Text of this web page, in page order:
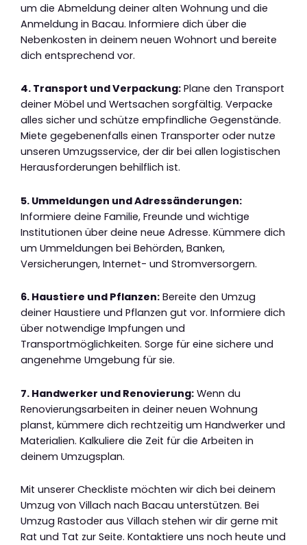
um die Abmeldung deiner alten Wohnung und die
Anmeldung in Bacau. Informiere dich über die
Nebenkosten in deinem neuen Wohnort und bereite
dich entsprechend vor.
4. Transport und Verpackung: Plane den Transport
deiner Möbel und Wertsachen sorgfältig. Verpacke
alles sicher und schütze empfindliche Gegenstände.
Miete gegebenenfalls einen Transporter oder nutze
unseren Umzugsservice, der dir bei allen logistischen
Herausforderungen behilflich ist.
5. Ummeldungen und Adressänderungen:
Informiere deine Familie, Freunde und wichtige
Institutionen über deine neue Adresse. Kümmere dich
um Ummeldungen bei Behörden, Banken,
Versicherungen, Internet- und Stromversorgern.
6. Haustiere und Pflanzen: Bereite den Umzug
deiner Haustiere und Pflanzen gut vor. Informiere dich
über notwendige Impfungen und
Transportmöglichkeiten. Sorge für eine sichere und
angenehme Umgebung für sie.
7. Handwerker und Renovierung: Wenn du
Renovierungsarbeiten in deiner neuen Wohnung
planst, kümmere dich rechtzeitig um Handwerker und
Materialien. Kalkuliere die Zeit für die Arbeiten in
deinem Umzugsplan.
Mit unserer Checkliste möchten wir dich bei deinem
Umzug von Villach nach Bacau unterstützen. Bei
Umzug Rastoder aus Villach stehen wir dir gerne mit
Rat und Tat zur Seite. Kontaktiere uns noch heute und